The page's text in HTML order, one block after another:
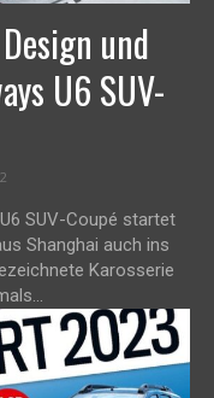
und
U6 SUV-
Shanghai auch ins
Karosserie